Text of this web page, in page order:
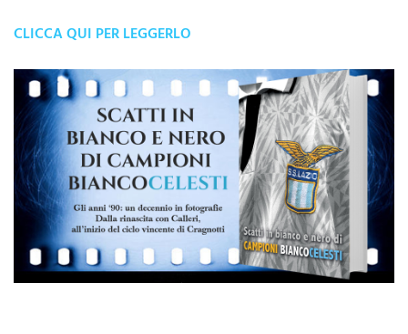
CLICCA QUI PER LEGGERLO